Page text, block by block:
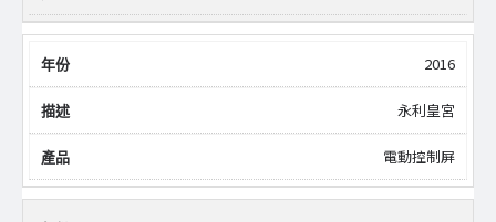
2016
永利皇宮
電動控制屏